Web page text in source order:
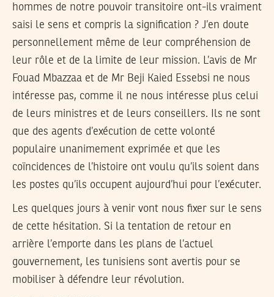
hommes de notre pouvoir transitoire ont-ils vraiment
saisi le sens et compris la signification ? J’en doute
personnellement même de leur compréhension de
leur rôle et de la limite de leur mission. L’avis de Mr
Fouad Mbazzaa et de Mr Beji Kaied Essebsi ne nous
intéresse pas, comme il ne nous intéresse plus celui
de leurs ministres et de leurs conseillers. Ils ne sont
que des agents d’exécution de cette volonté
populaire unanimement exprimée et que les
coïncidences de l’histoire ont voulu qu’ils soient dans
les postes qu’ils occupent aujourd’hui pour l’exécuter.
Les quelques jours à venir vont nous fixer sur le sens
de cette hésitation. Si la tentation de retour en
arrière l’emporte dans les plans de l’actuel
gouvernement, les tunisiens sont avertis pour se
mobiliser à défendre leur révolution.